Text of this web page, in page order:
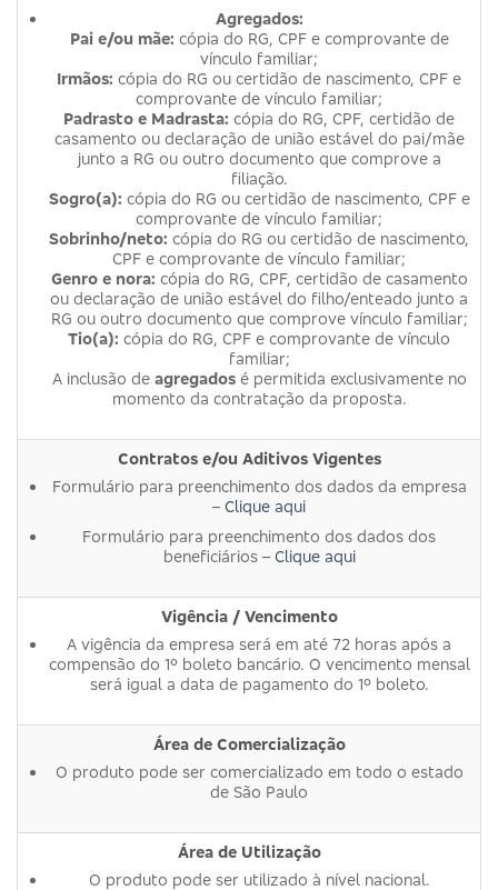
Agregados:
Pai e/ou mãe: cópia do RG, CPF e comprovante de
vínculo familiar;
Irmãos: cópia do RG ou certidão de nascimento, CPF e
comprovante de vínculo familiar;
Padrasto e Madrasta: cópia do RG, CPF, certidão de
casamento ou declaração de união estável do pai/mãe
junto a RG ou outro documento que comprove a
filiação.
Sogro(a): cópia do RG ou certidão de nascimento, CPF e
comprovante de vínculo familiar;
Sobrinho/neto: cópia do RG ou certidão de nascimento,
CPF e comprovante de vínculo familiar;
Genro e nora: cópia do RG, CPF, certidão de casamento
ou declaração de união estável do filho/enteado junto a
RG ou outro documento que comprove vínculo familiar;
Tio(a): cópia do RG, CPF e comprovante de vínculo
familiar;
A inclusão de agregadosé permitida exclusivamente no
momento da contratação da proposta.
Contratos e/ou Aditivos Vigentes
Formulário para preenchimento dos dados da empresa
–Clique aqui
Formulário para preenchimento dos dados dos
beneficiários – Clique aqui
Vigência / Vencimento
A vigência da empresa será em até 72 horas após a
compensão do 1º boleto bancário. O vencimento mensal
será igual a data de pagamento do 1º boleto.
Área de Comercialização
O produto pode ser comercializado em todo o estado
de São Paulo
Área de Utilização
O produto pode ser utilizado à nível nacional.